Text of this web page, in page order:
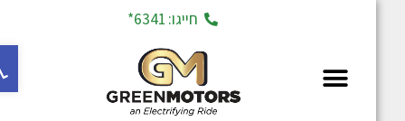
חייגו: 6341*